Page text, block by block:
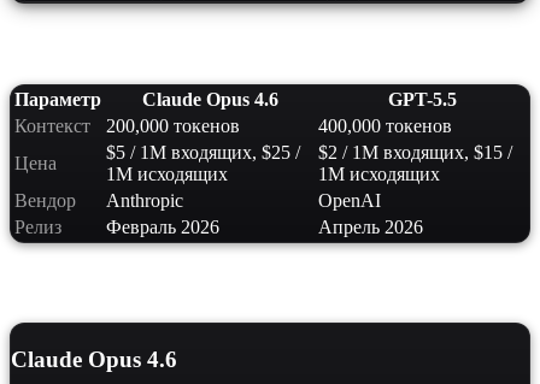
Параметр Claude Opus 4.6
GPT-5.5
Контекст
200,000 токенов
400,000 токенов
Цена
$5 / 1M входящих, $25 /
1M исходящих
$2 / 1M входящих, $15 /
1M исходящих
Вендор
Anthropic
OpenAI
Релиз
Февраль 2026 Апрель 2026
Claude Opus 4.6